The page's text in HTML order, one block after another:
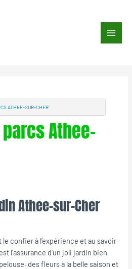
Main
ATHEE-SUR-CHER
Athee-
Athee-sur-Cher
confier à l’expérience et au savoir
l’assurance d’un joli jardin bien
des fleurs à la belle saison et